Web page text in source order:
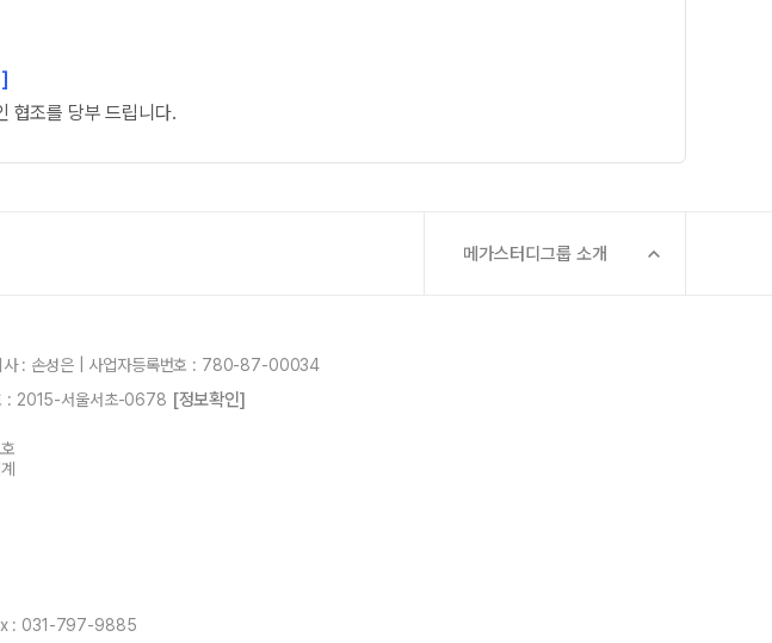
협조를 당부 드립니다.
메가스터디그룹 소개
사 : 손성은 | 사업자등록번호 : 780-87-00034
: 2015-서울서초-0678 [정보확인]
: 031-797-9885